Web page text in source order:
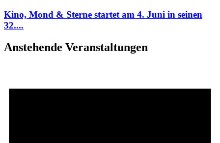
Kino, Mond & Sterne startet am 4. Juni in seinen
32....
Anstehende Veranstaltungen